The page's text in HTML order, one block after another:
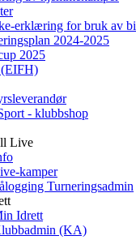
erklæring for bruk av
2024-2025
2025
- klubbshop
Live
kamper
Turneringsadmin
Idrett
(KA)